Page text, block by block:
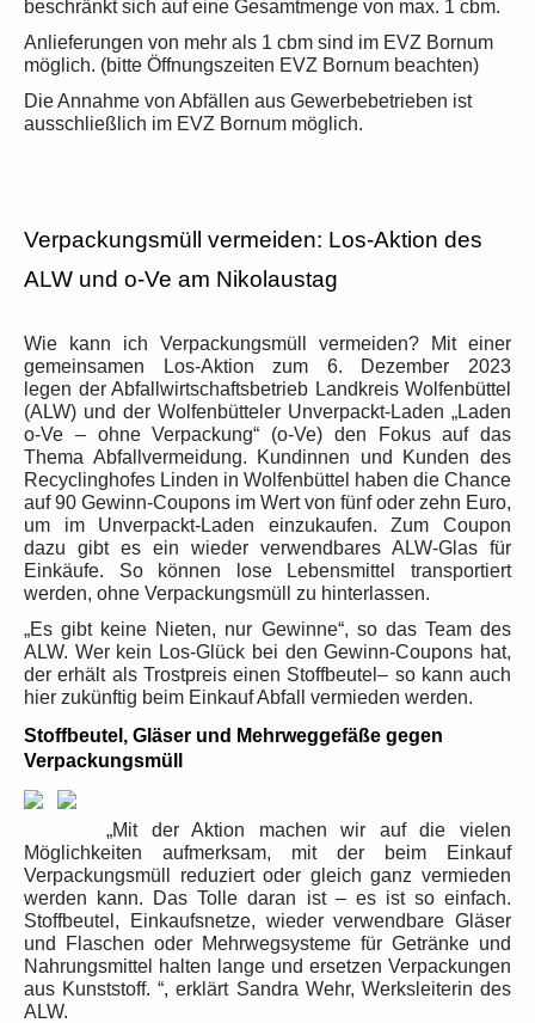
beschränkt sich auf eine Gesamtmenge von max. 1 cbm.
Anlieferungen von mehr als 1 cbm sind im EVZ Bornum
möglich. (bitte Öffnungszeiten EVZ Bornum beachten)
Die Annahme von Abfällen aus Gewerbebetrieben ist
ausschließlich im EVZ Bornum möglich.
Verpackungsmüll vermeiden: Los-Aktion des
ALW und o-Ve am Nikolaustag
Wie kann ich Verpackungsmüll vermeiden? Mit einer
gemeinsamen Los-Aktion zum 6. Dezember 2023
legen der Abfallwirtschaftsbetrieb Landkreis Wolfenbüttel
(ALW) und der Wolfenbütteler Unverpackt-Laden „Laden
o-Ve – ohne Verpackung“ (o-Ve) den Fokus auf das
Thema Abfallvermeidung. Kundinnen und Kunden des
Recyclinghofes Linden in Wolfenbüttel haben die Chance
auf 90 Gewinn-Coupons im Wert von fünf oder zehn Euro,
um im Unverpackt-Laden einzukaufen. Zum Coupon
dazu gibt es ein wieder verwendbares ALW-Glas für
Einkäufe. So können lose Lebensmittel transportiert
werden, ohne Verpackungsmüll zu hinterlassen.
„Es gibt keine Nieten, nur Gewinne“, so das Team des
ALW. Wer kein Los-Glück bei den Gewinn-Coupons hat,
der erhält als Trostpreis einen Stoffbeutel– so kann auch
hier zukünftig beim Einkauf Abfall vermieden werden.
Stoffbeutel, Gläser und Mehrweggefäße gegen
Verpackungsmüll
„Mit der Aktion machen wir auf die vielen
Möglichkeiten aufmerksam, mit der beim Einkauf
Verpackungsmüll reduziert oder gleich ganz vermieden
werden kann. Das Tolle daran ist – es ist so einfach.
Stoffbeutel, Einkaufsnetze, wieder verwendbare Gläser
und Flaschen oder Mehrwegsysteme für Getränke und
Nahrungsmittel halten lange und ersetzen Verpackungen
aus Kunststoff. “, erklärt Sandra Wehr, Werksleiterin des
ALW.